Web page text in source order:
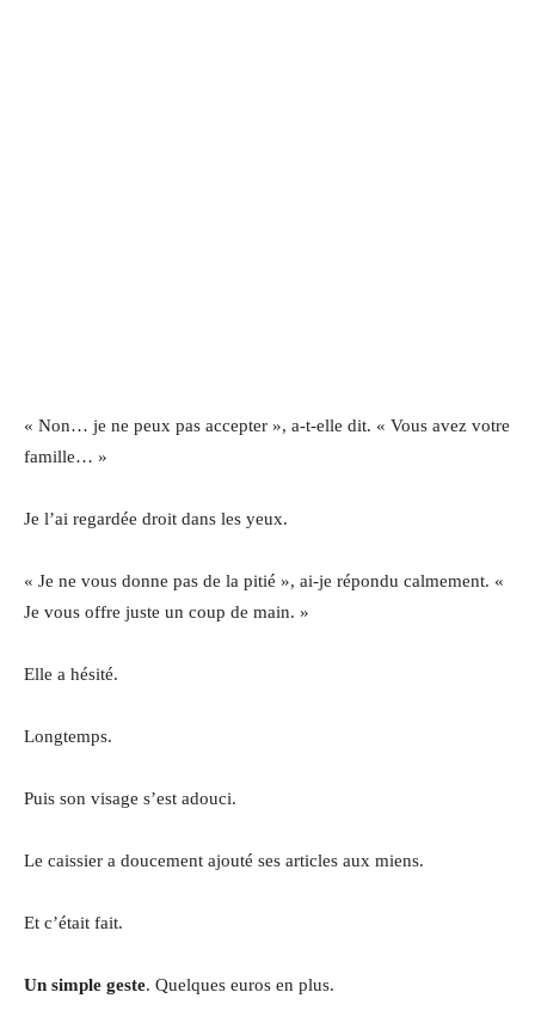
« Non… je ne peux pas accepter », a-t-elle dit. « Vous avez votre
famille… »
Je l’ai regardée droit dans les yeux.
« Je ne vous donne pas de la pitié », ai-je répondu calmement. «
Je vous offre juste un coup de main. »
Elle a hésité.
Longtemps.
Puis son visage s’est adouci.
Le caissier a doucement ajouté ses articles aux miens.
Et c’était fait.
Un simple geste. Quelques euros en plus.